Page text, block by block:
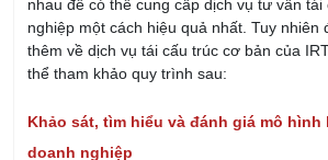
nhau để có thể cung cấp dịch vụ tư vấn tái
nghiệp một cách hiệu quả nhất. Tuy nhiên
thêm về dịch vụ tái cấu trúc cơ bản của
thể tham khảo quy trình sau:
Khảo sát, tìm hiểu và đánh giá mô hình
doanh nghiệp